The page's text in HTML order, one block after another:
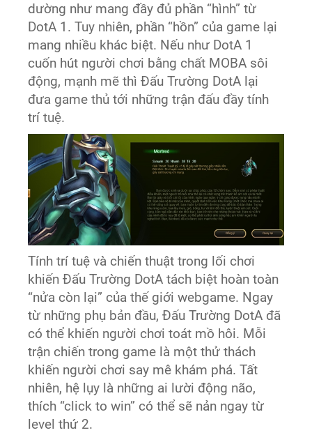
dường như mang đầy đủ phần “hình” từ
DotA 1. Tuy nhiên, phần “hồn” của game lại
mang nhiều khác biệt. Nếu như DotA 1
cuốn hút người chơi bằng chất MOBA sôi
động, mạnh mẽ thì Đấu Trường DotA lại
đưa game thủ tới những trận đấu đầy tính
trí tuệ.
Tính trí tuệ và chiến thuật trong lối chơi
khiến Đấu Trường DotA tách biệt hoàn toàn
“nửa còn lại” của thế giới webgame. Ngay
từ những phụ bản đầu, Đấu Trường DotA đã
có thể khiến người chơi toát mồ hôi. Mỗi
trận chiến trong game là một thử thách
khiến người chơi say mê khám phá. Tất
nhiên, hệ lụy là những ai lười động não,
thích “click to win” có thể sẽ nản ngay từ
level thứ 2.